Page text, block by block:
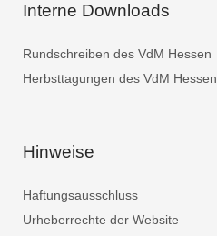
Interne Downloads
Rundschreiben des VdM Hessen
Herbsttagungen des VdM Hessen
Hinweise
Haftungsausschluss
Urheberrechte der Website